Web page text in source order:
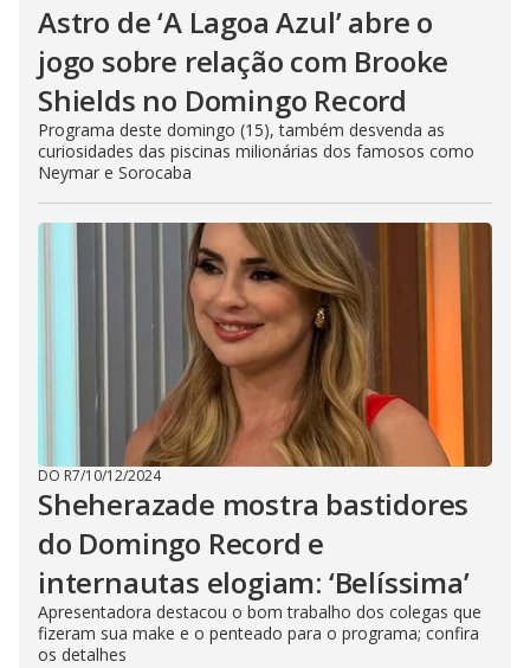
Astro de ‘A Lagoa Azul’ abre o
jogo sobre relação com Brooke
Shields no Domingo Record
Programa deste domingo (15), também desvenda as
curiosidades das piscinas milionárias dos famosos como
Neymar e Sorocaba
DO R7/10/12/2024
Sheherazade mostra bastidores
do Domingo Record e
internautas elogiam: ‘Belíssima’
Apresentadora destacou o bom trabalho dos colegas que
fizeram sua make e o penteado para o programa; confira
os detalhes